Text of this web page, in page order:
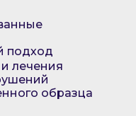
подход
лечения
образца